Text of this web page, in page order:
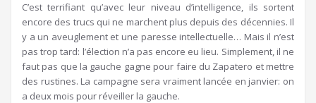
C’est terrifiant qu’avec leur niveau d’intelligence, ils sortent
encore des trucs qui ne marchent plus depuis des décennies. Il
y a un aveuglement et une paresse intellectuelle… Mais il n’est
pas trop tard: l’élection n’a pas encore eu lieu. Simplement, il ne
faut pas que la gauche gagne pour faire du Zapatero et mettre
des rustines. La campagne sera vraiment lancée en janvier: on
a deux mois pour réveiller la gauche.